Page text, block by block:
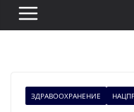
ЗДРАВООХРАНЕНИЕ